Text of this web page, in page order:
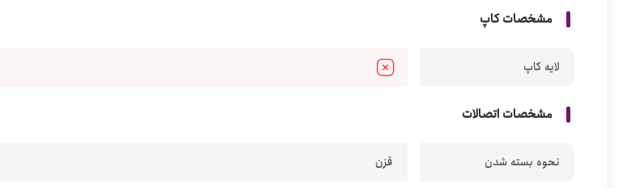
مشخصات کاپ
لایه کاپ
مشخصات اتصالات
نحوه بسته شدن قزن